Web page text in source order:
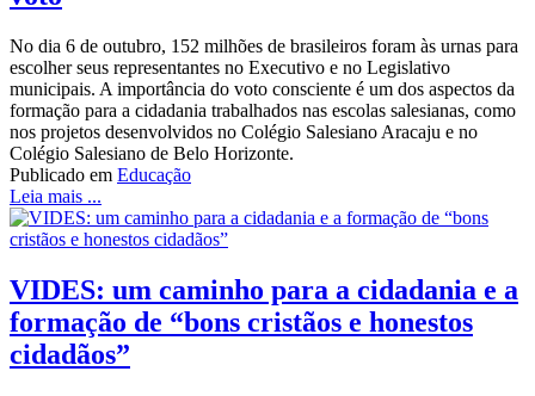
No dia 6 de outubro, 152 milhões de brasileiros foram às urnas para
escolher seus representantes no Executivo e no Legislativo
municipais. A importância do voto consciente é um dos aspectos da
formação para a cidadania trabalhados nas escolas salesianas, como
nos projetos desenvolvidos no Colégio Salesiano Aracaju e no
Colégio Salesiano de Belo Horizonte.
Publicado em Educação
Leia mais ...
VIDES: um caminho para a cidadania e a
formação de “bons cristãos e honestos
cidadãos”